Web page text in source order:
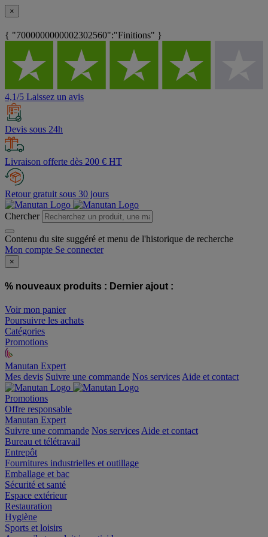
×
{ "7000000000002302560":"Finitions" }
4,1/5 Laissez un avis
Devis sous 24h
Livraison offerte dès 200 € HT
Retour gratuit sous 30 jours
Chercher
Contenu du site suggéré et menu de l'historique de recherche
Mon compte Se connecter
×
% nouveaux produits : Dernier ajout :
Voir mon panier
Poursuivre les achats
Catégories
Promotions
Manutan Expert
offre reconditionnée
Mes devis Suivre une commande Nos services
Promotions
Offre responsable
Manutan Expert
Suivre une commande
Bureau et télétravail
Entrepôt
Fournitures industrielles et outillage
Emballage et bac
Sécurité et santé
Espace extérieur
Restauration
Hygiène